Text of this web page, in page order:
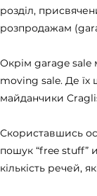
розділ,
розпродажам
Окрім garage
moving sale. Де їх
майданчики
Скориставшись
пошук “free stuff”
кількість речей,